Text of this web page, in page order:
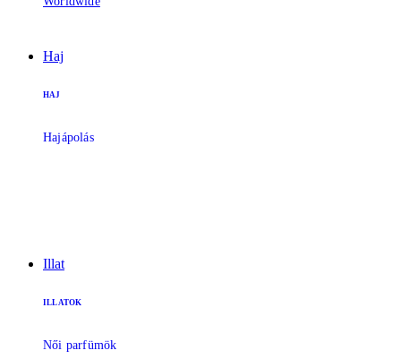
Haj
HAJ
Hajápolás
Illat
ILLATOK
Női parfümök